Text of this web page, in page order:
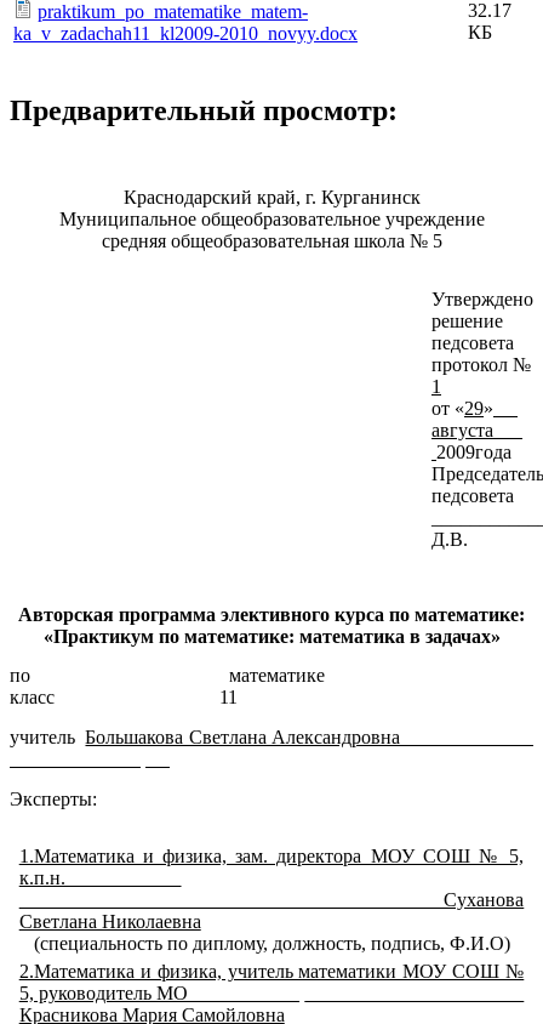
praktikum_po_matematike_matem-
ka_v_zadachah11_kl2009-2010_novyy.docx
32.17
КБ
Предварительный просмотр:
Краснодарский край, г. Курганинск
Муниципальное общеобразовательное учреждение
средняя общеобразовательная школа № 5
Утверждено
решение
педсовета
протокол №
1
от «29»
августа
2009года
Председатель
педсовета
Д.В.
Авторская программа элективного курса по математике:
«Практикум по математике: математика в задачах»
по математике
класс 11
учительБольшакова Светлана Александровна
Эксперты:
1.Математика и физика, зам. директора МОУ СОШ № 5,
к.п.н.
Суханова
Светлана Николаевна
(специальность по диплому, должность, подпись, Ф.И.О)
2.Математика и физика, учитель математики МОУ СОШ №
5, руководитель МО
Красникова Мария Самойловна